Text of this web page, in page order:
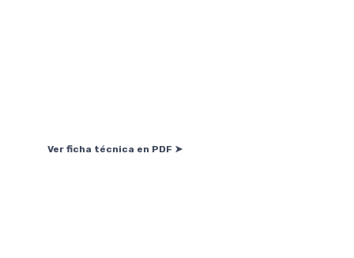
Ver ficha técnica en PDF ➤